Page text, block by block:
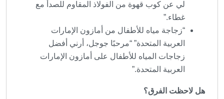
لي عن كوب قهوة من الفولاذ المقاوم للصدأ مع
غطاء.”
“زجاجة مياه للأطفال من أمازون الإمارات
العربية المتحدة” “مرحبًا جوجل، أرني أفضل
زجاجات المياه للأطفال على أمازون الإمارات
العربية المتحدة.”
هل لاحظت الفرق؟